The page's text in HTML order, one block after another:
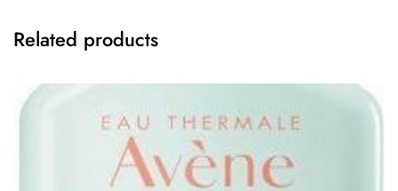
Related products